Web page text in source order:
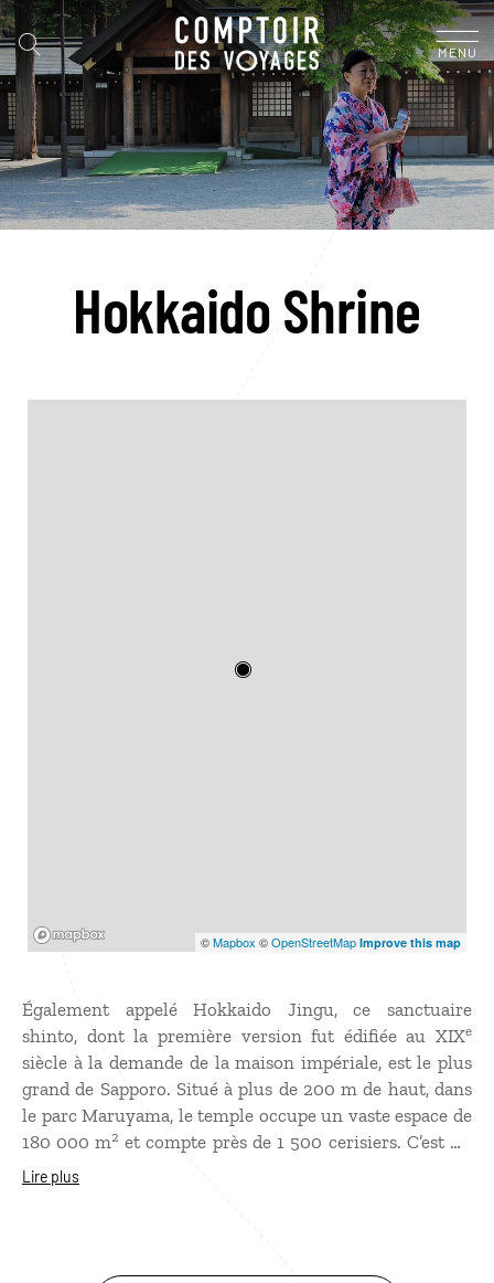
MENU
Hokkaido Shrine
©Mapbox ©OpenStreetMap Improve this map
Également appelé Hokkaido Jingu, ce sanctuaire
shinto, dont la première version fut édifiée au XIXe
siècle à la demande de la maison impériale, est le plus
grand de Sapporo. Situé à plus de 200 m de haut, dans
le parc Maruyama, le temple occupe un vaste espace de
180 000 m2 et compte près de 1 500 cerisiers. C’est un
site empreint de sérénité que vous trouverez
Lire plus